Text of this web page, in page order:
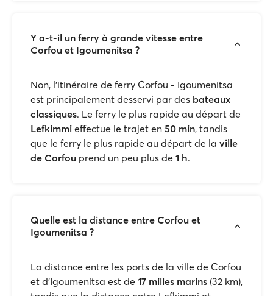
Y a-t-il un ferry à grande vitesse entre
Corfou et Igoumenitsa ?
Non, l'itinéraire de ferry Corfou - Igoumenitsa
est principalement desservi par des bateaux
classiques. Le ferry le plus rapide au départ de
Lefkimmi effectue le trajet en 50 min, tandis
que le ferry le plus rapide au départ de la ville
de Corfou prend un peu plus de 1 h.
Quelle est la distance entre Corfou et
Igoumenitsa ?
La distance entre les ports de la ville de Corfou
et d'Igoumenitsa est de 17 milles marins (32 km),